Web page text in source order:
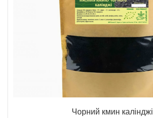
Чорний кмин калінджі